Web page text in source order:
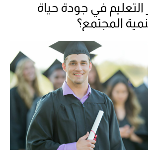
في جودة حياة
المجتمع؟